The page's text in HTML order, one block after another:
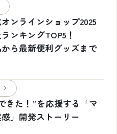
ンラインショップ2025
ンキングTOP5！
ら最新便利グッズまで
きた！”を応援する「マ
」開発ストーリー